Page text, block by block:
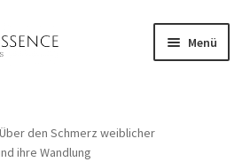
Menü
Über den Schmerz weiblicher
ihre Wandlung